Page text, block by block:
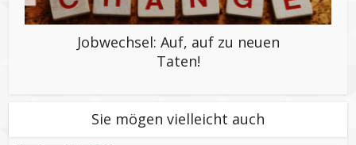
Jobwechsel: Auf, auf zu neuen
Taten!
Sie mögen vielleicht auch